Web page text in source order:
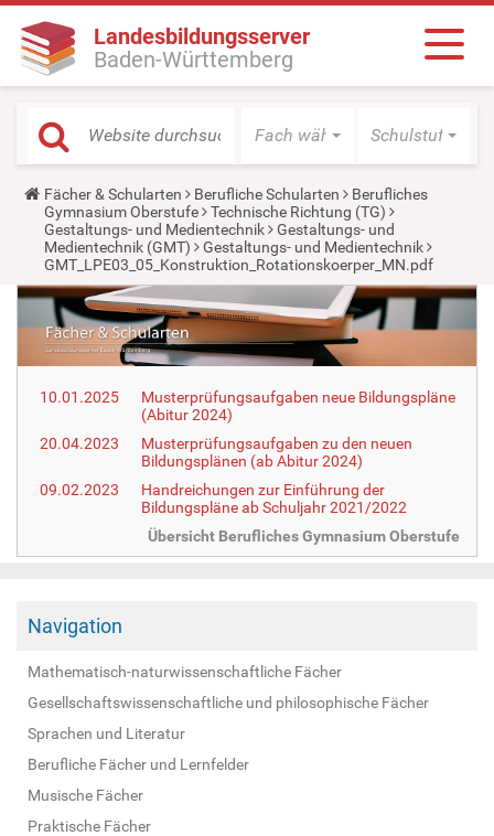
Landesbildungsserver
Baden-Württemberg
Fach wählen Schulstufe
Y
o
u
a
r
e
h
r
e
:
Fächer & Schularten Berufliche Schularten
Berufliches
Gymnasium Oberstufe
Technische Richtung (TG)
Gestaltungs- und Medientechnik
Gestaltungs- und
Medientechnik (GMT)
Gestaltungs- und Medientechnik
GMT_LPE03_05_Konstruktion_Rotationskoerper_MN.pdf
10.01.2025
Musterprüfungsaufgaben neue Bildungspläne
(Abitur 2024)
20.04.2023
Musterprüfungsaufgaben zu den neuen
Bildungsplänen (ab Abitur 2024)
09.02.2023
Handreichungen zur Einführung der
Bildungspläne ab Schuljahr 2021/2022
Übersicht Berufliches Gymnasium Oberstufe
Navigation
Mathematisch-naturwissenschaftliche Fächer
Gesellschaftswissenschaftliche und philosophische Fächer
Sprachen und Literatur
Berufliche Fächer und Lernfelder
Musische Fächer
Praktische Fächer